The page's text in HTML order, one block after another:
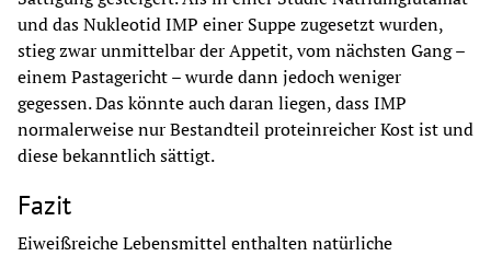
und das Nukleotid IMP einer Suppe zugesetzt wurden,
stieg zwar unmittelbar der Appetit, vom nächsten Gang –
einem Pastagericht – wurde dann jedoch weniger
gegessen. Das könnte auch daran liegen, dass IMP
normalerweise nur Bestandteil proteinreicher Kost ist und
diese bekanntlich sättigt.
Fazit
Eiweißreiche Lebensmittel enthalten natürliche